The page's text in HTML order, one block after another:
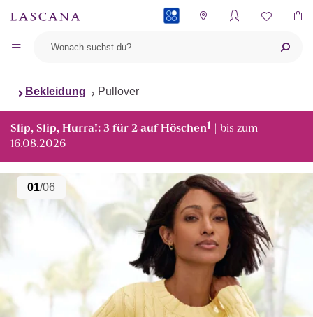
Bekleidung Pullover
Slip, Slip, Hurra!: 3 für 2 auf Höschen1 | bis zum
16.08.2026
01/06